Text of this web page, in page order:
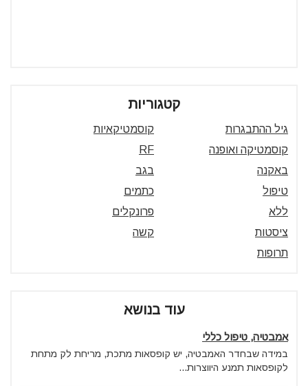
קטגוריות
גיל ההתבגרות
קוסמטיקאיות
קוסמטיקה ואופנה
RF
באקנה
בגב
טיפול
כתמים
ללא
פרונקלים
ציסטות
קשה
תרופות
עוד בנושא
אמבטיה, טיפול כללי
במידה שבחדר האמבטיה, יש קופסאות מתכת, מריחת לק מתחת
לקופסאות תמנע היווצרות...